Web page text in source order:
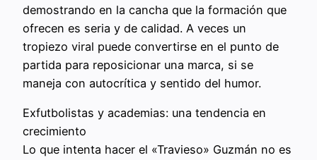
demostrando en la cancha que la formación que
ofrecen es seria y de calidad. A veces un
tropiezo viral puede convertirse en el punto de
partida para reposicionar una marca, si se
maneja con autocrítica y sentido del humor.
Exfutbolistas y academias: una tendencia en
crecimiento
Lo que intenta hacer el «Travieso» Guzmán no es